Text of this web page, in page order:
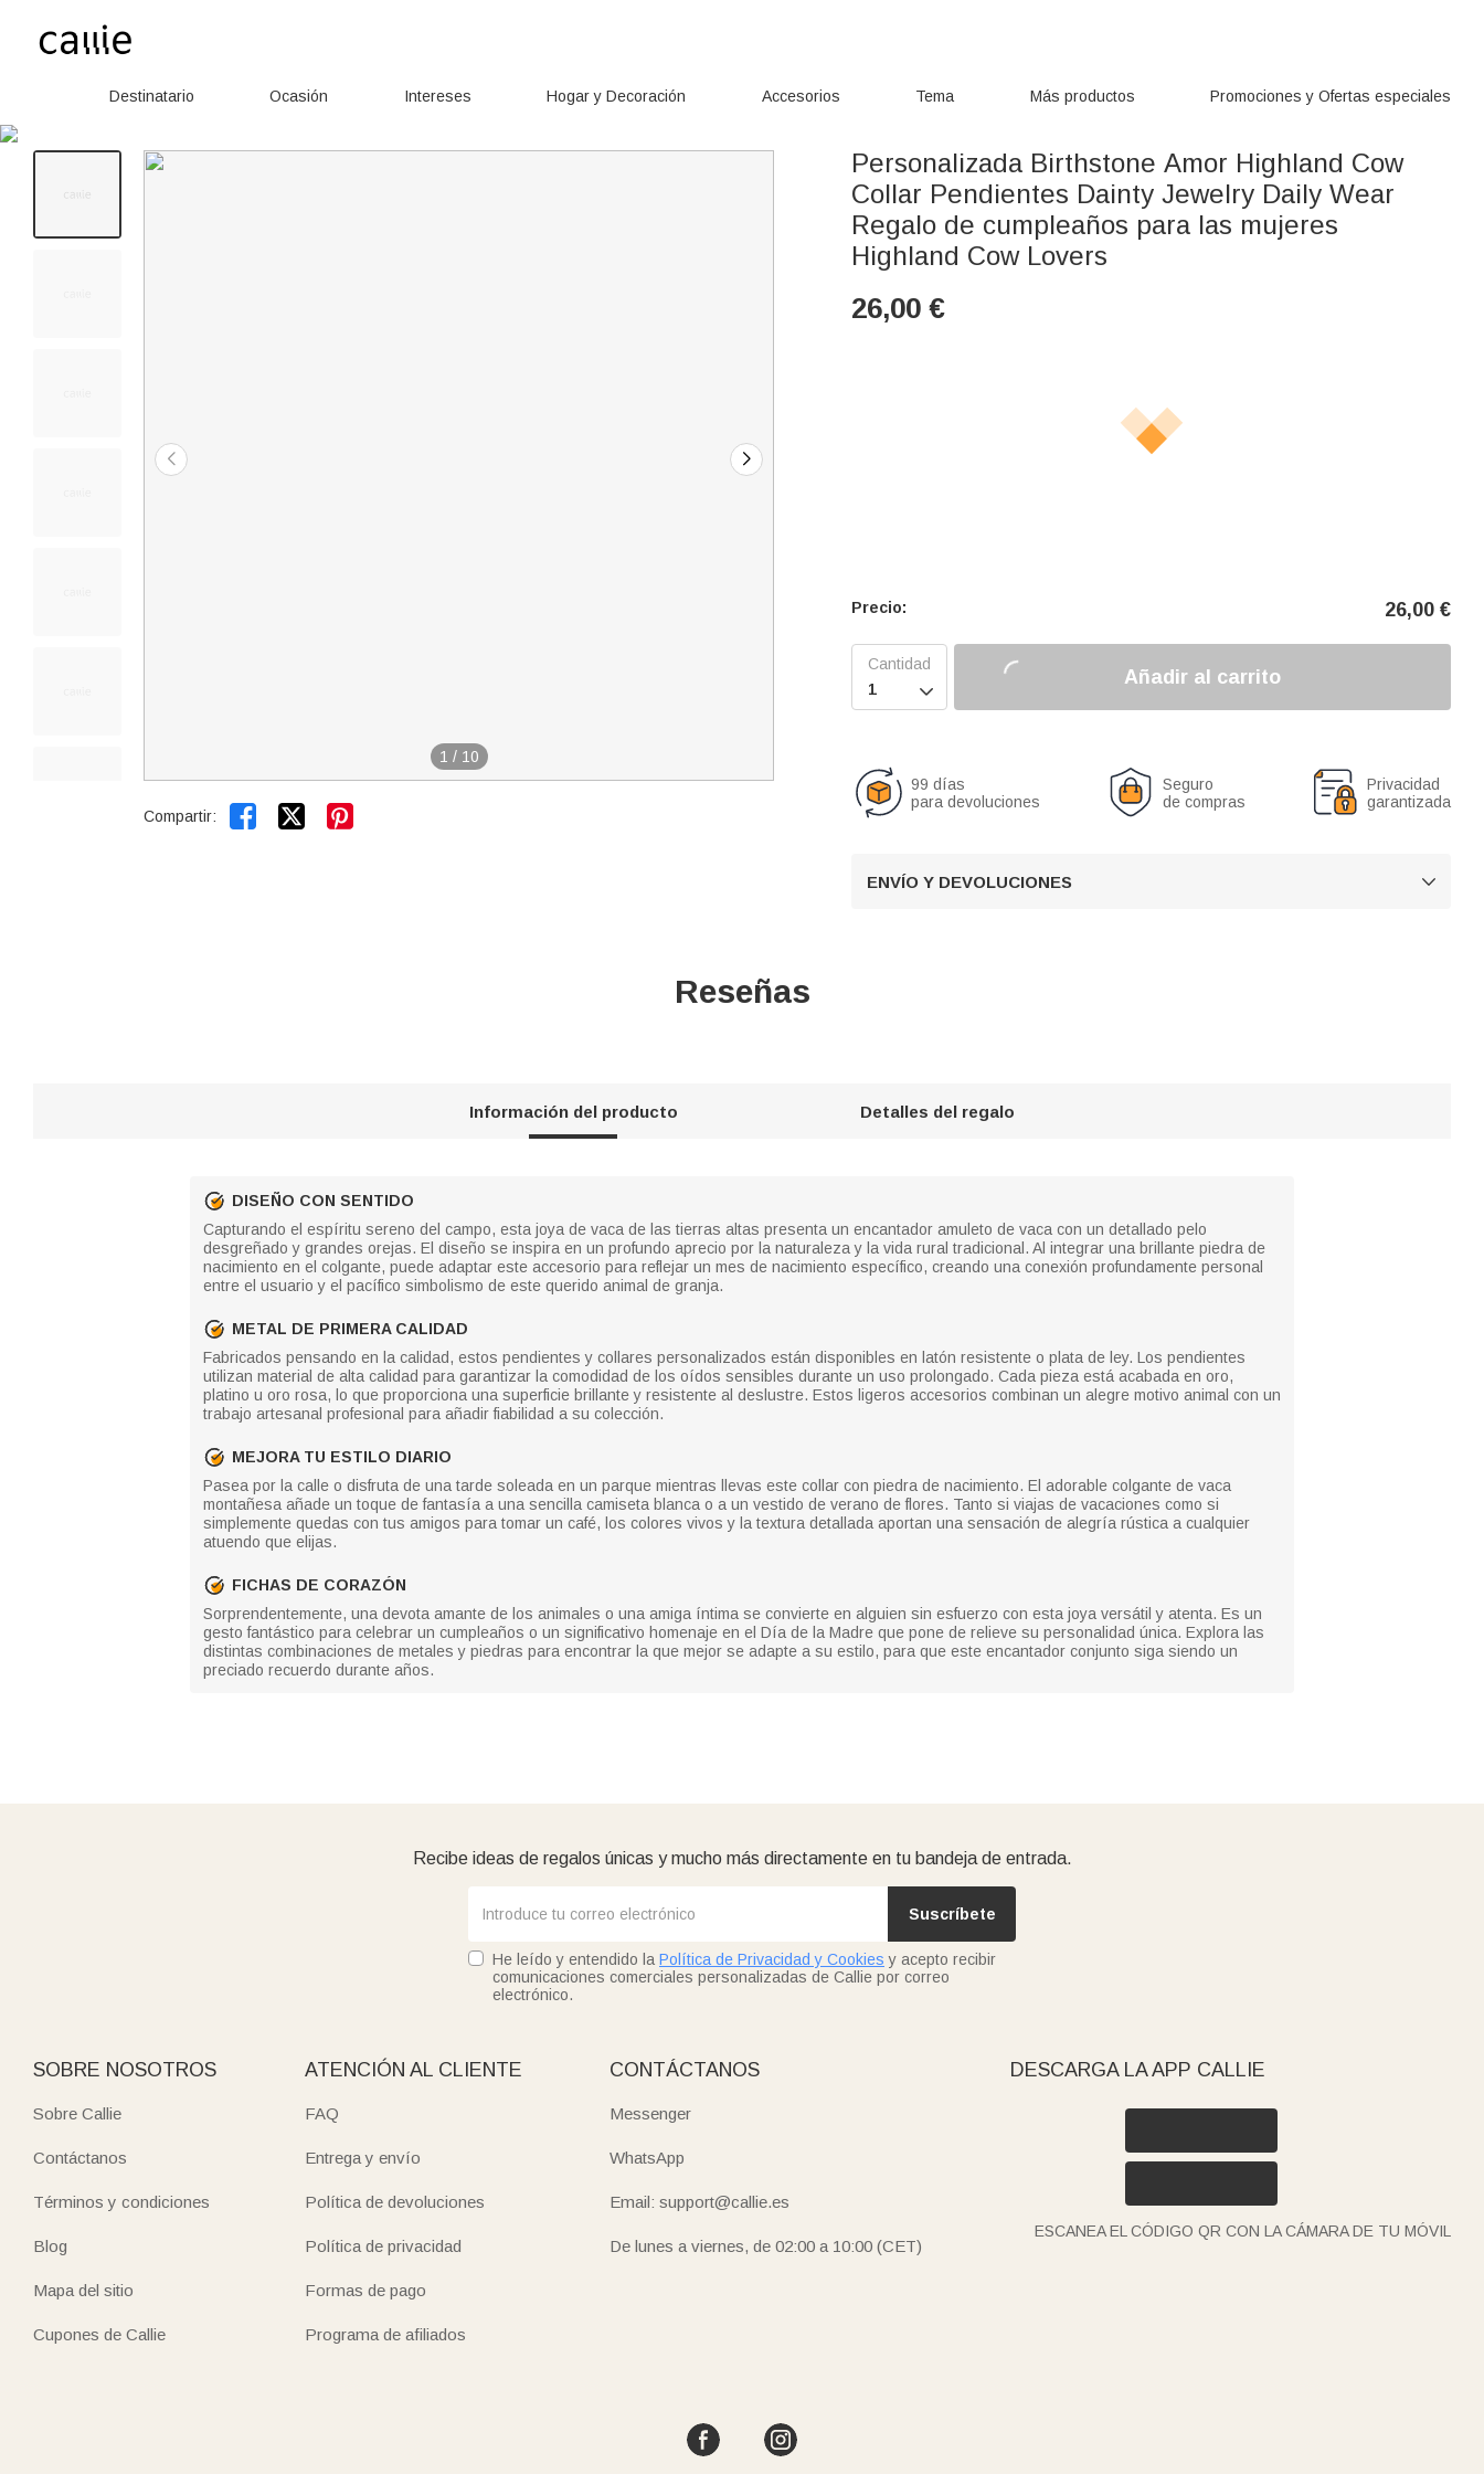
Destinatario Ocasión Intereses Hogar y Decoración Accesorios Tema Más productos Promociones y Ofertas especiales
1 / 10
Compartir:  
Personalizada Birthstone Amor Highland Cow
Collar Pendientes Dainty Jewelry Daily Wear
Regalo de cumpleaños para las mujeres
Highland Cow Lovers
26,00 €
Precio: 26,00 €

Añadir al carrito
99 días
para devoluciones
Seguro
de compras
Privacidad
garantizada
ENVÍO Y DEVOLUCIONES 
Reseñas
Información del producto Detalles del regalo
DISEÑO CON SENTIDO
Capturando el espíritu sereno del campo, esta joya de vaca de las tierras altas presenta un encantador amuleto de vaca con un detallado pelo
desgreñado y grandes orejas. El diseño se inspira en un profundo aprecio por la naturaleza y la vida rural tradicional. Al integrar una brillante piedra de
nacimiento en el colgante, puede adaptar este accesorio para reflejar un mes de nacimiento específico, creando una conexión profundamente personal
entre el usuario y el pacífico simbolismo de este querido animal de granja.
METAL DE PRIMERA CALIDAD
Fabricados pensando en la calidad, estos pendientes y collares personalizados están disponibles en latón resistente o plata de ley. Los pendientes
utilizan material de alta calidad para garantizar la comodidad de los oídos sensibles durante un uso prolongado. Cada pieza está acabada en oro,
platino u oro rosa, lo que proporciona una superficie brillante y resistente al deslustre. Estos ligeros accesorios combinan un alegre motivo animal con un
trabajo artesanal profesional para añadir fiabilidad a su colección.
MEJORA TU ESTILO DIARIO
Pasea por la calle o disfruta de una tarde soleada en un parque mientras llevas este collar con piedra de nacimiento. El adorable colgante de vaca
montañesa añade un toque de fantasía a una sencilla camiseta blanca o a un vestido de verano de flores. Tanto si viajas de vacaciones como si
simplemente quedas con tus amigos para tomar un café, los colores vivos y la textura detallada aportan una sensación de alegría rústica a cualquier
atuendo que elijas.
FICHAS DE CORAZÓN
Sorprendentemente, una devota amante de los animales o una amiga íntima se convierte en alguien sin esfuerzo con esta joya versátil y atenta. Es un
gesto fantástico para celebrar un cumpleaños o un significativo homenaje en el Día de la Madre que pone de relieve su personalidad única. Explora las
distintas combinaciones de metales y piedras para encontrar la que mejor se adapte a su estilo, para que este encantador conjunto siga siendo un
preciado recuerdo durante años.
Recibe ideas de regalos únicas y mucho más directamente en tu bandeja de entrada.
Suscríbete
He leído y entendido la Política de Privacidad y Cookies y acepto recibir
comunicaciones comerciales personalizadas de Callie por correo
electrónico.
SOBRE NOSOTROS
Sobre Callie
Contáctanos
Términos y condiciones
Blog
Mapa del sitio
Cupones de Callie
ATENCIÓN AL CLIENTE
FAQ
Entrega y envío
Política de devoluciones
Política de privacidad
Formas de pago
Programa de afiliados
CONTÁCTANOS
Messenger
WhatsApp
Email: support@callie.es
De lunes a viernes, de 02:00 a 10:00 (CET)
DESCARGA LA APP CALLIE
ESCANEA EL CÓDIGO QR CON LA CÁMARA DE TU MÓVIL